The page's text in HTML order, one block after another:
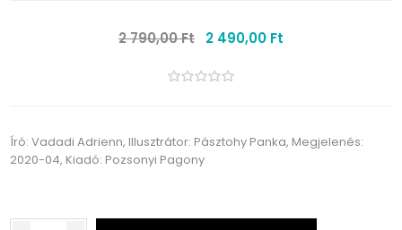
2 790,00 Ft 2 490,00 Ft
Író: Vadadi Adrienn, Illusztrátor: Pásztohy Panka, Megjelenés:
2020-04, Kiadó: Pozsonyi Pagony